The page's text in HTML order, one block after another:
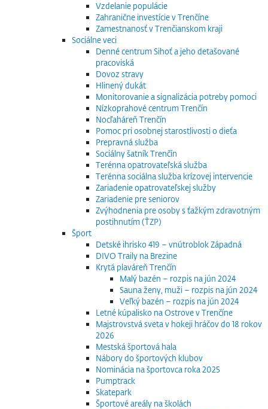
Vzdelanie populácie
Zahranične investície v Trenčíne
Zamestnanosť v Trenčianskom kraji
Sociálne veci
Denné centrum Sihoť a jeho detašované
pracoviská
Dovoz stravy
Hlinený dukát
Monitorovanie a signalizácia potreby pomoci
Nízkoprahové centrum Trenčín
Nocľaháreň Trenčín
Pomoc pri osobnej starostlivosti o dieťa
Prepravná služba
Sociálny šatník Trenčín
Terénna opatrovateľská služba
Terénna sociálna služba krízovej intervencie
Zariadenie opatrovateľskej služby
Zariadenie pre seniorov
Zvýhodnenia pre osoby s ťažkým zdravotným
postihnutím (ŤZP)
Šport
Detské ihrisko 419 – vnútroblok Západná
DIVO Traily na Brezine
Krytá plaváreň Trenčín
Malý bazén – rozpis na jún 2024
Sauna ženy, muži – rozpis na jún 2024
Veľký bazén – rozpis na jún 2024
Letné kúpalisko na Ostrove v Trenčíne
Majstrovstvá sveta v hokeji hráčov do 18 rokov
2026
Mestská športová hala
Nábory do športových klubov
Nominácia na športovca roka 2025
Pumptrack
Skatepark
Športové areály na školách